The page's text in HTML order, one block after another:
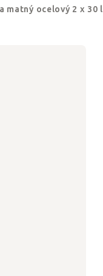
matný ocelový 2 x 30 l